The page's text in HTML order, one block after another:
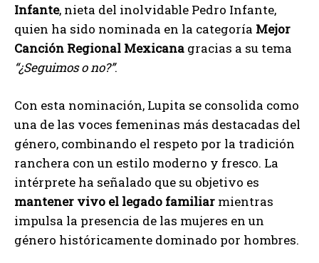
Infante, nieta del inolvidable Pedro Infante,
quien ha sido nominada en la categoría Mejor
Canción Regional Mexicana gracias a su tema
“¿Seguimos o no?”.
Con esta nominación, Lupita se consolida como
una de las voces femeninas más destacadas del
género, combinando el respeto por la tradición
ranchera con un estilo moderno y fresco. La
intérprete ha señalado que su objetivo es
mantener vivo el legado familiar mientras
impulsa la presencia de las mujeres en un
género históricamente dominado por hombres.